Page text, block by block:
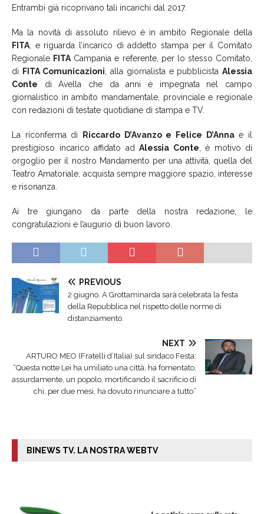
Entrambi già ricoprivano tali incarichi dal 2017.
Ma la novità di assoluto rilievo è in ambito Regionale della
FITA , e riguarda l’incarico di addetto stampa per il Comitato
Regionale FITA Campania e referente, per lo stesso Comitato,
di FITA Comunicazioni , alla giornalista e pubblicistaAlessia
Conte di Avella che da anni è impegnata nel campo
giornalistico in ambito mandamentale, provinciale e regionale
con redazioni di testate quotidiane di stampa e TV.
La riconferma di Riccardo D’Avanzo e Felice D’Annae il
prestigioso incarico affidato ad Alessia Conte , è motivo di
orgoglio per il nostro Mandamento per una attività, quella del
Teatro Amatoriale, acquista sempre maggiore spazio, interesse
e risonanza.
Ai tre giungano da parte della nostra redazione, le
congratulazioni e l’augurio di buon lavoro.
PREVIOUS
2 giugno. A Grottaminarda sarà celebrata la festa
della Repubblica nel rispetto delle norme di
distanziamento.
NEXT
ARTURO MEO (Fratelli d’Italia) sul sindaco Festa:
“Questa notte Lei ha umiliato una città, ha fomentato,
assurdamente, un popolo, mortificando il sacrificio di
chi, per due mesi, ha dovuto rinunciare a tutto”
BINEWS TV. LA NOSTRA WEBTV